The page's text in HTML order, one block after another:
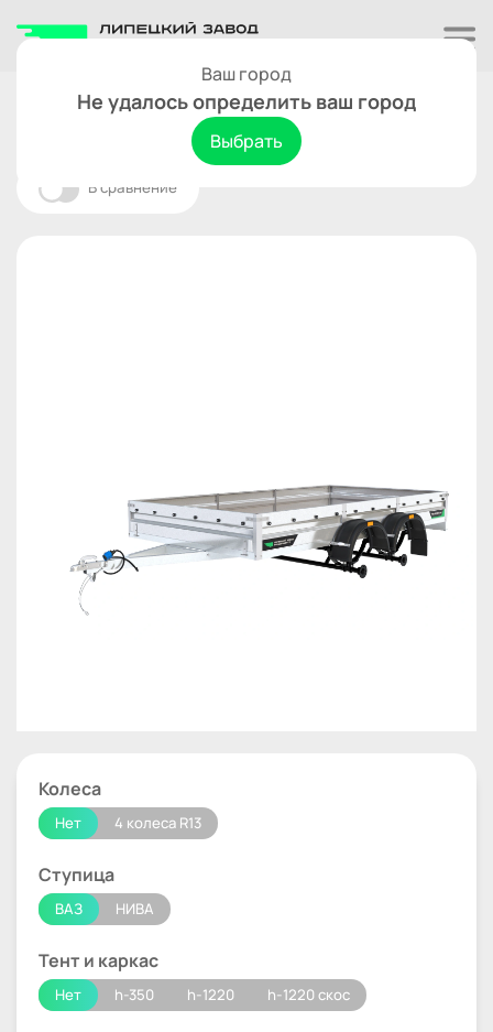
Ваш город
Не удалось определить ваш город
Выбрать
Двухосные
Титан 2ос.3518-03 "Самосвал"
В сравнение
Колеса
Нет 4 колеса R13
Ступица
ВАЗ НИВА
Тент и каркас
Нет h-350 h-1220 h-1220 скос